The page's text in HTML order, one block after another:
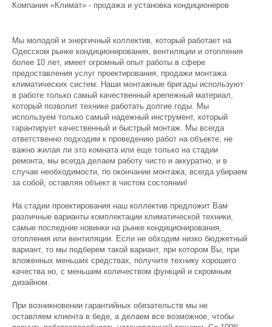
Компания «Климат» - продажа и установка кондиционеров
Мы молодой и энергичный коллектив, который работает на
Одесском рынке кондиционирования, вентиляции и отопления
более 10 лет, имеет огромный опыт работы в сфере
предоставления услуг проектирования, продажи монтажа
климатических систем. Наши монтажные бригады используют
в работе только самый качественный крепежный материал,
который позволит технике работать долгие годы. Мы
используем только самый надежный инструмент, который
гарантирует качественный и быстрый монтаж. Мы всегда
ответственно подходим к проведению работ на объекте, не
важно жилая ли это комната или еще только на стадии
ремонта, мы всегда делаем работу чисто и аккуратно, и в
случае необходимости, по окончании монтажа, всегда убираем
за собой, оставляя объект в чистом состоянии!
На стадии проектирования наш коллектив предложит Вам
различные варианты комплектации климатической техники,
самые последние новинки на рынке кондиционирования,
отопления или вентиляции. Если не обходим низко бюджетный
вариант, то мы подберем такой вариант, при котором Вы, при
вложенных меньших средствах, получите технику хорошего
качества но, с меньшим количеством функций и скромным
дизайном.
При возникновении гарантийных обязательств мы не
оставляем клиента в беде, а делаем все возможное, чтобы